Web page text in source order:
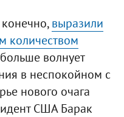
выразили
количеством
волнует
в неспокойном с
нового очага
США Барак